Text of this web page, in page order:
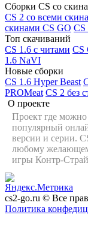
Сборки CS со
CS 2 со всеми
скинами CS GO CS
Топ скачиваний
CS 1.6 с читами CS
1.6 NaVI
Новые сборки
CS 1.6 Hyper Beast
PROMeat CS 2 без
О проекте
Проект где можно
популярный
версии и серии.
любому
игры Контр-
cs2-go.ru © Все
Политика